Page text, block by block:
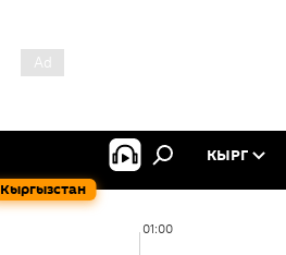
Кыргызстан
КЫРГ
01:00